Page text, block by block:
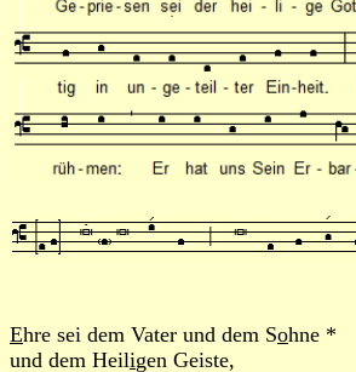
Ehre sei dem Vater und dem Sohne *
und dem Heiligen Geiste,